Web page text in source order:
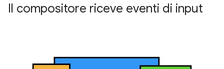
Il compositore riceve eventi di input